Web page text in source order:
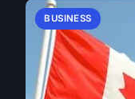
BUSINESS